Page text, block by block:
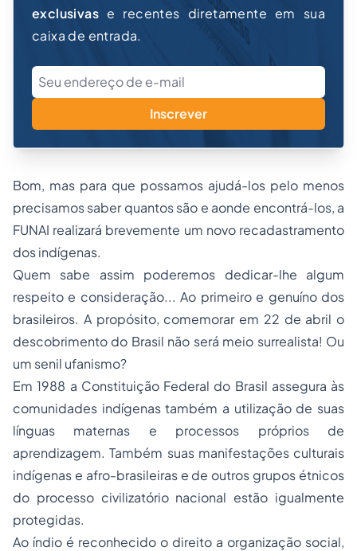
exclusivas e recentes diretamente em sua
caixa de entrada.
Inscrever
Bom, mas para que possamos ajudá-los pelo menos
precisamos saber quantos são e aonde encontrá-los, a
FUNAI realizará brevemente um novo recadastramento
dos indígenas.
Quem sabe assim poderemos dedicar-lhe algum
respeito e consideração... Ao primeiro e genuíno dos
brasileiros. A propósito, comemorar em 22 de abril o
descobrimento do Brasil não será meio surrealista! Ou
um senil ufanismo?
Em 1988 a Constituição Federal do Brasil assegura às
comunidades indígenas também a utilização de suas
línguas maternas e processos próprios de
aprendizagem. Também suas manifestações culturais
indígenas e afro-brasileiras e de outros grupos étnicos
do processo civilizatório nacional estão igualmente
protegidas.
Ao índio é reconhecido o direito a organização social,